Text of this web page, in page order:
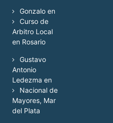
Gonzalo en
Curso de
Arbitro Local
en Rosario
Gustavo
Antonio
Ledezma en
Nacional de
Mayores, Mar
del Plata